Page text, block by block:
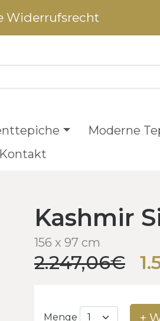
Widerrufsrecht
Moderne
Kontakt
Kashmir
156 x 97 cm
2.247,06€
Menge +